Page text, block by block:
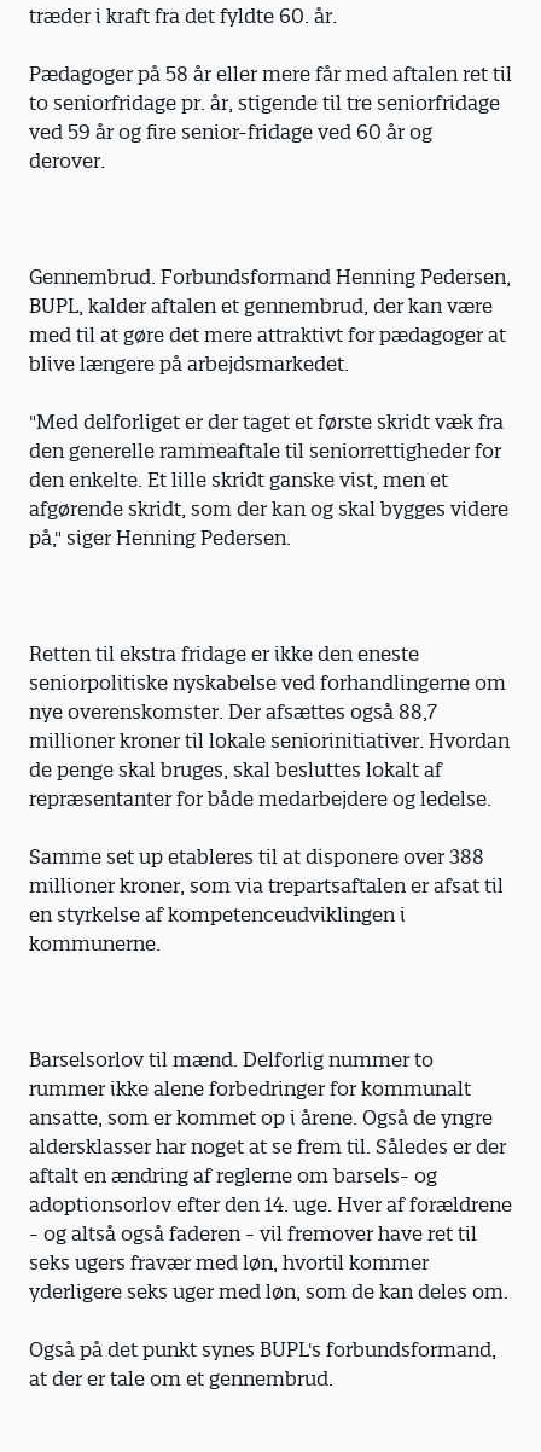
træder i kraft fra det fyldte 60. år.
Pædagoger på 58 år eller mere får med aftalen ret til
to seniorfridage pr. år, stigende til tre seniorfridage
ved 59 år og fire senior-fridage ved 60 år og
derover.
Gennembrud. Forbundsformand Henning Pedersen,
BUPL, kalder aftalen et gennembrud, der kan være
med til at gøre det mere attraktivt for pædagoger at
blive længere på arbejdsmarkedet.
"Med delforliget er der taget et første skridt væk fra
den generelle rammeaftale til seniorrettigheder for
den enkelte. Et lille skridt ganske vist, men et
afgørende skridt, som der kan og skal bygges videre
på," siger Henning Pedersen.
Retten til ekstra fridage er ikke den eneste
seniorpolitiske nyskabelse ved forhandlingerne om
nye overenskomster. Der afsættes også 88,7
millioner kroner til lokale seniorinitiativer. Hvordan
de penge skal bruges, skal besluttes lokalt af
repræsentanter for både medarbejdere og ledelse.
Samme set up etableres til at disponere over 388
millioner kroner, som via trepartsaftalen er afsat til
en styrkelse af kompetenceudviklingen i
kommunerne.
Barselsorlov til mænd. Delforlig nummer to
rummer ikke alene forbedringer for kommunalt
ansatte, som er kommet op i årene. Også de yngre
aldersklasser har noget at se frem til. Således er der
aftalt en ændring af reglerne om barsels- og
adoptionsorlov efter den 14. uge. Hver af forældrene
- og altså også faderen - vil fremover have ret til
seks ugers fravær med løn, hvortil kommer
yderligere seks uger med løn, som de kan deles om.
Også på det punkt synes BUPL's forbundsformand,
at der er tale om et gennembrud.